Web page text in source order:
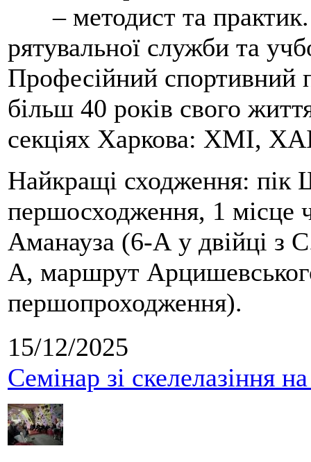
– методист та
рятувальної служби та
Професійний спортивний
більш 40 років свого
секціях Харкова: ХМІ,
Найкращі сходження: пік
першосходження, 1 місце
Аманауза (6-А у двійці з
А, маршрут
першопроходження).
15/12/2025
Семінар зі скелелазіння